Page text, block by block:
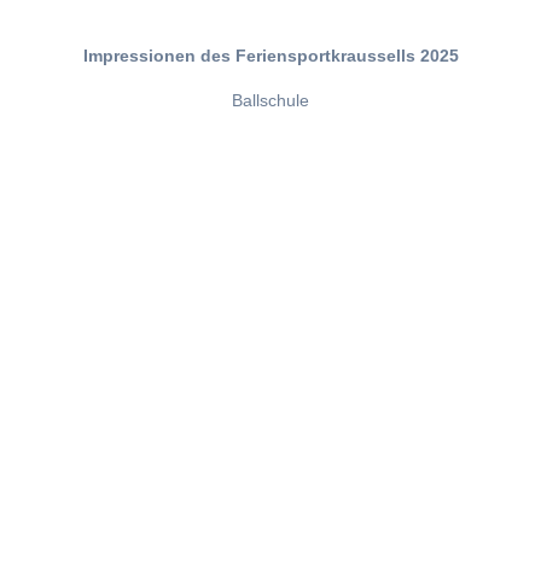
Impressionen des Feriensportkraussells 2025
Ballschule